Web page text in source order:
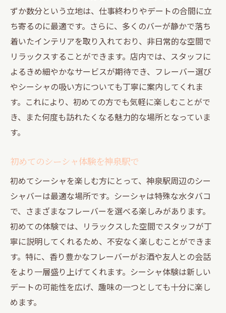
シーシャバーで過ごす大人の時間
神泉駅でのデートを特別にするシーシャ
シーシャで楽しむ神泉駅のエレガントな夜
神泉駅デートを彩るシーシャの選び方と楽しみ
初心者でも安心！シーシャの選び方
神泉駅のシーシャバーで人気のフレーバー
神泉駅でシーシャを楽しむためのポイント
二人で選ぶシーシャのフレーバー
シーシャを楽しむ神泉駅の夜：デートにぴった
りの場所
神泉駅でのシーシャデートの魅力
夜の神泉駅でシーシャを楽しむスポット
ロマンティックなシーシャの夜を神泉駅で
シーシャと共に過ごす神泉駅のデート
ずか数分という立地は、仕事終わりやデートの合間に立
ち寄るのに最適です。さらに、多くのバーが静かで落ち
着いたインテリアを取り入れており、非日常的な空間で
リラックスすることができます。店内では、スタッフに
よるきめ細やかなサービスが期待でき、フレーバー選び
やシーシャの吸い方についても丁寧に案内してくれま
す。これにより、初めての方でも気軽に楽しむことがで
き、また何度も訪れたくなる魅力的な場所となっていま
す。
初めてのシーシャ体験を神泉駅で
初めてシーシャを楽しむ方にとって、神泉駅周辺のシー
シャバーは最適な場所です。シーシャは特殊な水タバコ
で、さまざまなフレーバーを選べる楽しみがあります。
初めての体験では、リラックスした空間でスタッフが丁
寧に説明してくれるため、不安なく楽しむことができま
す。特に、香り豊かなフレーバーがお酒や友人との会話
をより一層盛り上げてくれます。シーシャ体験は新しい
デートの可能性を広げ、趣味の一つとしても十分に楽し
めます。